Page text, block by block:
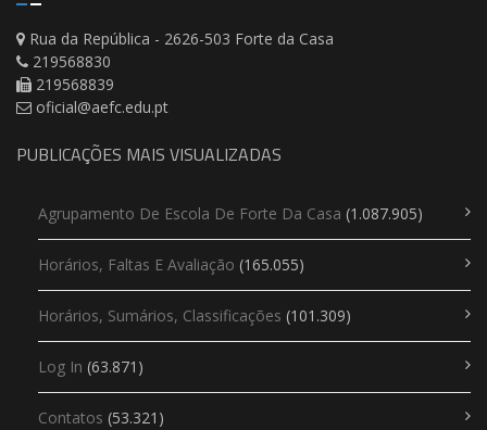
Rua da República - 2626-503 Forte da Casa
219568830
219568839
oficial@aefc.edu.pt
PUBLICAÇÕES MAIS VISUALIZADAS
Agrupamento De Escola De Forte Da Casa (1.087.905)
Horários, Faltas E Avaliação (165.055)
Horários, Sumários, Classificações (101.309)
Log In (63.871)
Contatos (53.321)